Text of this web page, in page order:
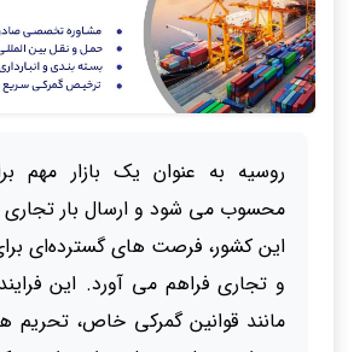
روسیه به عنوان یک بازار مهم
محسوب می شود و ارسال بار تجاری
این کشور، فرصت های گسترده‌ای
و تجاری فراهم می آورد. این
مانند قوانین گمرکی خاص، تحریم